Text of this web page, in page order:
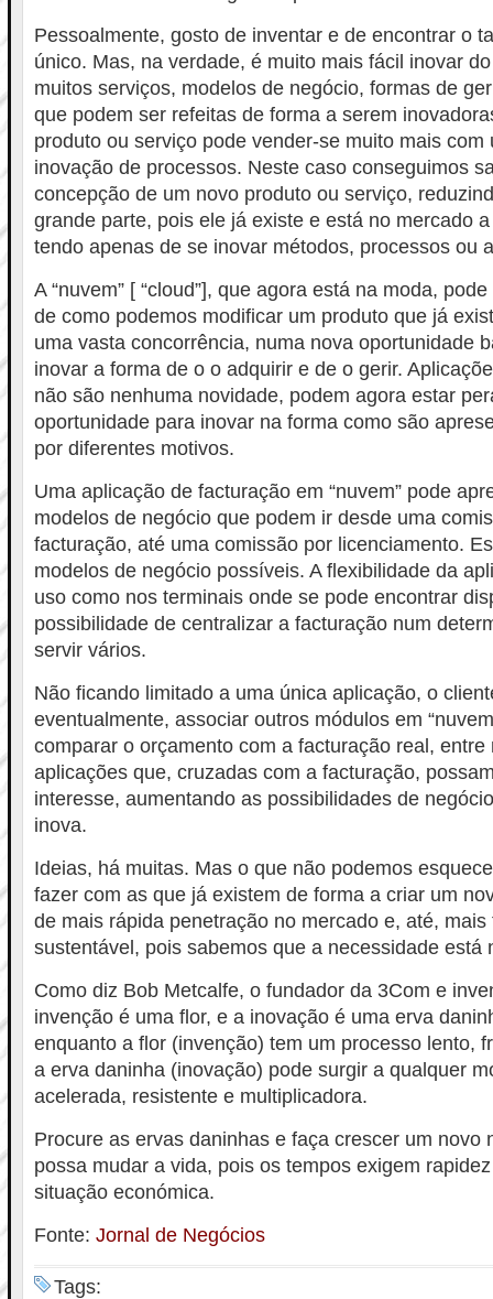
Pessoalmente, gosto de inventar e de encontrar o
único. Mas, na verdade, é muito mais fácil inovar
muitos serviços, modelos de negócio, formas de
que podem ser refeitas de forma a serem
produto ou serviço pode vender-se muito mais com
inovação de processos. Neste caso conseguimos
concepção de um novo produto ou serviço,
grande parte, pois ele já existe e está no mercado
tendo apenas de se inovar métodos, processos ou
A “nuvem” [ “cloud”], que agora está na moda,
de como podemos modificar um produto que já
uma vasta concorrência, numa nova oportunidade
inovar a forma de o o adquirir e de o gerir.
não são nenhuma novidade, podem agora estar
oportunidade para inovar na forma como são
por diferentes motivos.
Uma aplicação de facturação em “nuvem” pode
modelos de negócio que podem ir desde uma
facturação, até uma comissão por licenciamento.
modelos de negócio possíveis. A flexibilidade da
uso como nos terminais onde se pode encontrar
possibilidade de centralizar a facturação num
servir vários.
Não ficando limitado a uma única aplicação, o
eventualmente, associar outros módulos em
comparar o orçamento com a facturação real, entre
aplicações que, cruzadas com a facturação,
interesse, aumentando as possibilidades de
inova.
Ideias, há muitas. Mas o que não podemos
fazer com as que já existem de forma a criar um
de mais rápida penetração no mercado e, até, mais
sustentável, pois sabemos que a necessidade está
Como diz Bob Metcalfe, o fundador da 3Com e
invenção é uma flor, e a inovação é uma erva
enquanto a flor (invenção) tem um processo lento,
a erva daninha (inovação) pode surgir a qualquer
acelerada, resistente e multiplicadora.
Procure as ervas daninhas e faça crescer um novo
possa mudar a vida, pois os tempos exigem
situação económica.
Fonte: Jornal de Negócios
Tags: